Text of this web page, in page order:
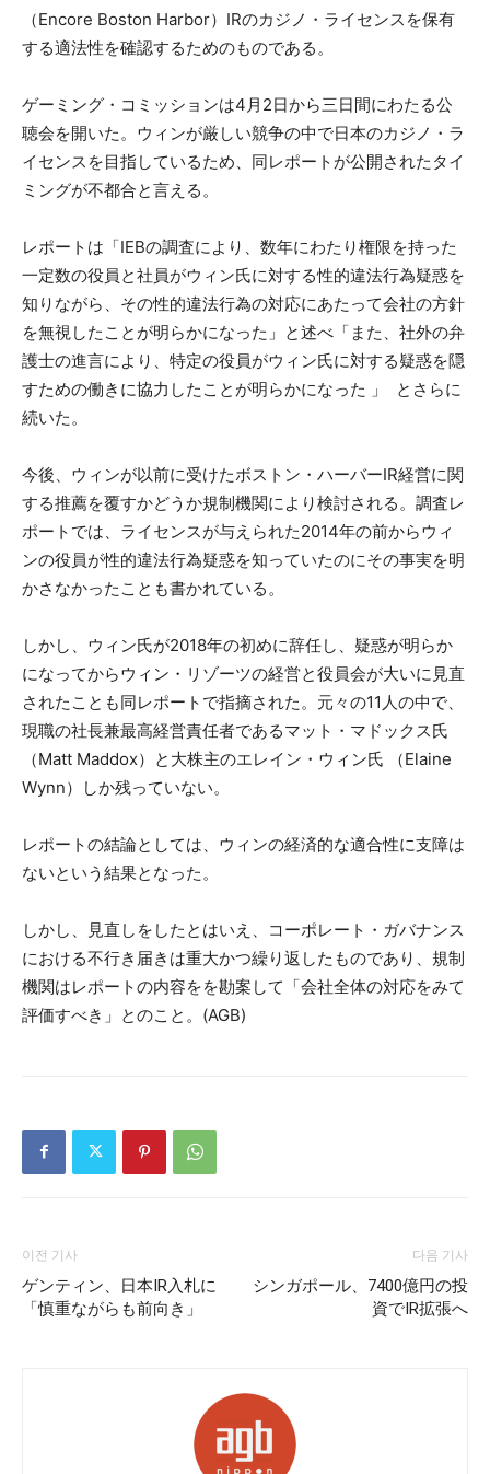
（Encore Boston Harbor）IRのカジノ・ライセンスを保有
する適法性を確認するためのものである。
ゲーミング・コミッションは4月2日から三日間にわたる公
聴会を開いた。ウィンが厳しい競争の中で日本のカジノ・ラ
イセンスを目指しているため、同レポートが公開されたタイ
ミングが不都合と言える。
レポートは「IEBの調査により、数年にわたり権限を持った
一定数の役員と社員がウィン氏に対する性的違法行為疑惑を
知りながら、その性的違法行為の対応にあたって会社の方針
を無視したことが明らかになった」と述べ「また、社外の弁
護士の進言により、特定の役員がウィン氏に対する疑惑を隠
すための働きに協力したことが明らかになった 」 とさらに
続いた。
今後、ウィンが以前に受けたボストン・ハーバーIR経営に関
する推薦を覆すかどうか規制機関により検討される。調査レ
ポートでは、ライセンスが与えられた2014年の前からウィ
ンの役員が性的違法行為疑惑を知っていたのにその事実を明
かさなかったことも書かれている。
しかし、ウィン氏が2018年の初めに辞任し、疑惑が明らか
になってからウィン・リゾーツの経営と役員会が大いに見直
されたことも同レポートで指摘された。元々の11人の中で、
現職の社長兼最高経営責任者であるマット・マドックス氏
（Matt Maddox）と大株主のエレイン・ウィン氏 （Elaine
Wynn）しか残っていない。
レポートの結論としては、ウィンの経済的な適合性に支障は
ないという結果となった。
しかし、見直しをしたとはいえ、コーポレート・ガバナンス
における不行き届きは重大かつ繰り返したものであり、規制
機関はレポートの内容をを勘案して「会社全体の対応をみて
評価すべき」とのこと。(AGB)
이전 기사
ゲンティン、日本IR入札に
「慎重ながらも前向き」
다음 기사
シンガポール、7400億円の投
資でIR拡張へ